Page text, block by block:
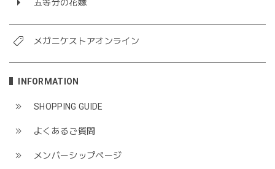
五等分の花嫁
メガニケストアオンライン
INFORMATION
SHOPPING GUIDE
よくあるご質問
メンバーシップページ